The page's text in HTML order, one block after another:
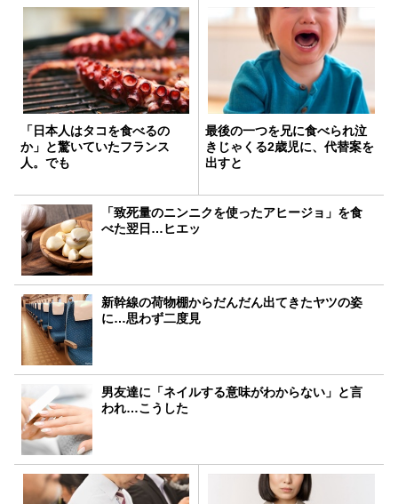
「日本人はタコを食べるの
か」と驚いていたフランス
人。でも
最後の一つを兄に食べられ泣
きじゃくる2歳児に、代替案を
出すと
「致死量のニンニクを使ったアヒージョ」を食
べた翌日…ヒエッ
新幹線の荷物棚からだんだん出てきたヤツの姿
に…思わず二度見
男友達に「ネイルする意味がわからない」と言
われ…こうした